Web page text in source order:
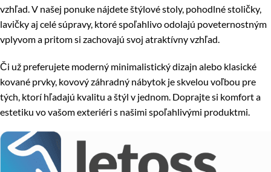
vzhľad. V našej ponuke nájdete štýlové stoly, pohodlné stoličky,
lavičky aj celé súpravy, ktoré spoľahlivo odolajú poveternostným
vplyvom a pritom si zachovajú svoj atraktívny vzhľad.
Či už preferujete moderný minimalistický dizajn alebo klasické
kované prvky, kovový záhradný nábytok je skvelou voľbou pre
tých, ktorí hľadajú kvalitu a štýl v jednom. Doprajte si komfort a
estetiku vo vašom exteriéri s našimi spoľahlivými produktmi.